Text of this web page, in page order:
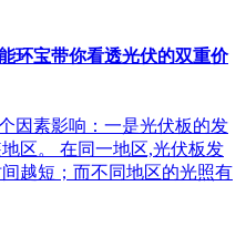
环宝带你看透光伏的双重价
因素影响：一是光伏板的发
区。 在同一地区,光伏板发
越短；而不同地区的光照有